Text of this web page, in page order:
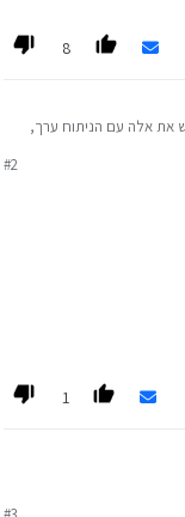
8
את אלה עם הניתוח ערך,
אישית, לפני מספר חודשים, שוחחתי עם חבר ששכנע אותי לרכוש ביטקוין, הוא צפה שעד סוף השנה ערכו יעמוד על 60,000$ הוא טעה, אבל במובן החיובי
#2
1